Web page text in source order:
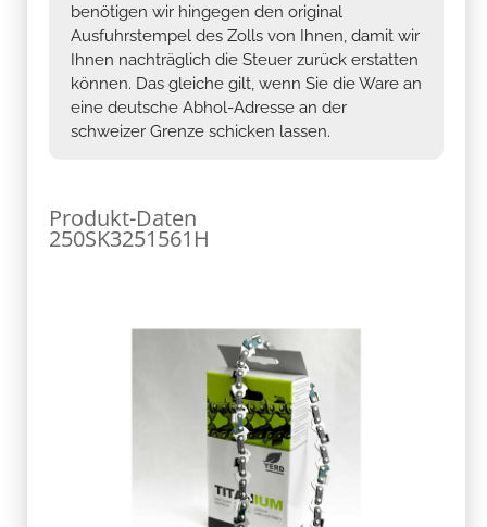
benötigen wir hingegen den original
Ausfuhrstempel des Zolls von Ihnen, damit wir
Ihnen nachträglich die Steuer zurück erstatten
können. Das gleiche gilt, wenn Sie die Ware an
eine deutsche Abhol-Adresse an der
schweizer Grenze schicken lassen.
Produkt-Daten
250SK3251561H